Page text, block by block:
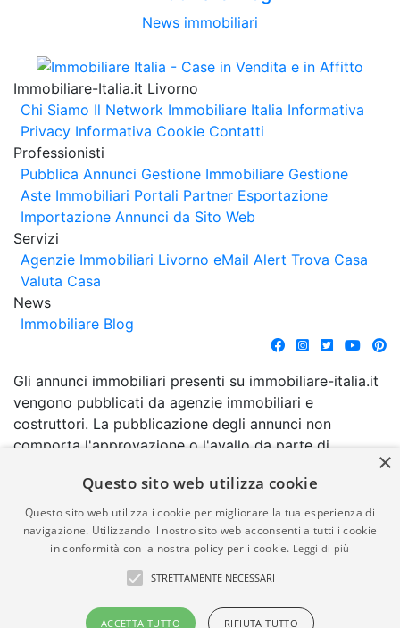
News immobiliari
Immobiliare-Italia.it Livorno
Chi Siamo Il Network Immobiliare Italia Informativa
Privacy Informativa Cookie Contatti
Professionisti
Pubblica Annunci Gestione Immobiliare Gestione
Aste Immobiliari Portali Partner Esportazione
Importazione Annunci da Sito Web
Servizi
Agenzie Immobiliari Livorno eMail Alert Trova Casa
Valuta Casa
News
Immobiliare Blog
Gli annunci immobiliari presenti su immobiliare-italia.it
vengono pubblicati da agenzie immobiliari e
costruttori. La pubblicazione degli annunci non
comporta l'approvazione o l'avallo da parte di
garanzia da parte di quest'ultima. immobiliare-italia.it
quindi non è responsabile della veridicità, della
correttezza, della completezza, della normativa in
materia di privacy e/o di alcun altro aspetto dei
suddetti annunci.
© Copyright 2007 - 2026
Powered by
×
Questo sito web utilizza cookie
Questo sito web utilizza i cookie per migliorare la tua esperienza di
navigazione. Utilizzando il nostro sito web acconsenti a tutti i cookie
in conformità con la nostra policy per i cookie. Leggi di più
STRETTAMENTE NECESSARI
ACCETTA TUTTO RIFIUTA TUTTO